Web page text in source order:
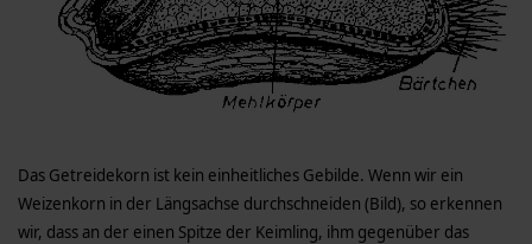
Das Getreidekorn ist kein einheitliches Gebilde. Wenn wir ein
Weizenkorn in der Längsachse durchschneiden (Bild), so erkennen
wir, dass an der einen Spitze der Keimling, ihm gegenüber das